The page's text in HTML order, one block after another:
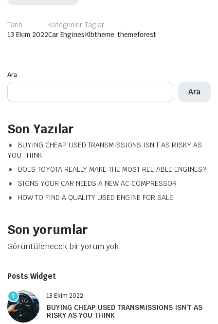
Tarih
13 Ekim 2022
Kategoriler
Car Engines
Taglar
Klbtheme, themeforest
Ara
Ara
Son Yazılar
BUYING CHEAP USED TRANSMISSIONS ISN’T AS RISKY AS
YOU THINK
DOES TOYOTA REALLY MAKE THE MOST RELIABLE ENGINES?
SIGNS YOUR CAR NEEDS A NEW AC COMPRESSOR
HOW TO FIND A QUALITY USED ENGINE FOR SALE
Son yorumlar
Görüntülenecek bir yorum yok.
Posts Widget
1 13 Ekim 2022
BUYING CHEAP USED TRANSMISSIONS ISN’T AS
RISKY AS YOU THINK